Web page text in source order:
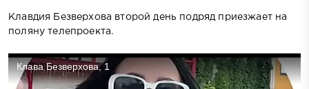
Клавдия Безверхова второй день подряд приезжает на
поляну телепроекта.